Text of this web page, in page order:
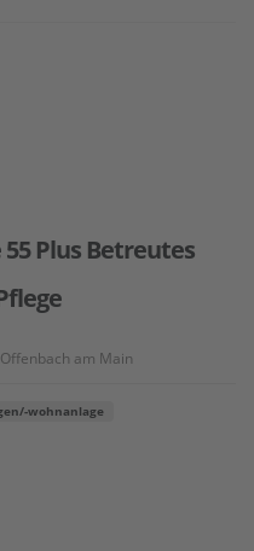
Plus Betreutes
am Main
wohnanlage